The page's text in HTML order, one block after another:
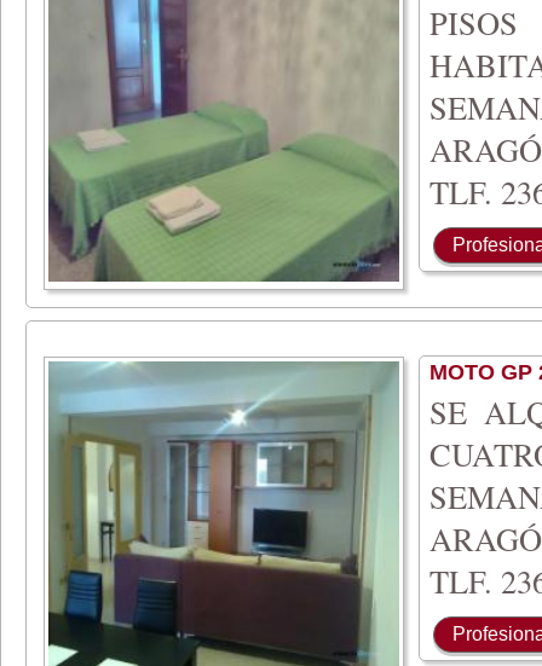
TLF.
MOTO GP
SE
TLF.